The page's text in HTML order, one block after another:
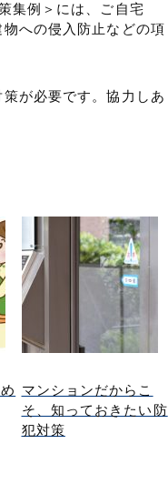
集例＞には、ご自宅
への侵入防止などの項
が必要です。協力しあ
マンションだからこ
そ、知っておきたい防
犯対策